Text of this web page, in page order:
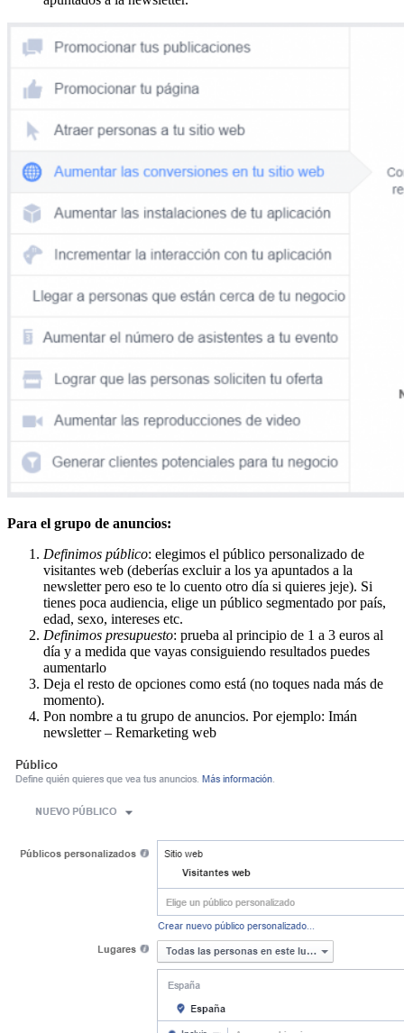
Para el grupo de anuncios:
Definimos público: elegimos el público personalizado de
visitantes web (deberías excluir a los ya apuntados a la
newsletter pero eso te lo cuento otro día si quieres jeje). Si
tienes poca audiencia, elige un público segmentado por país,
edad, sexo, intereses etc.
Definimos presupuesto: prueba al principio de 1 a 3 euros al
día y a medida que vayas consiguiendo resultados puedes
aumentarlo
Deja el resto de opciones como está (no toques nada más de
momento).
Pon nombre a tu grupo de anuncios. Por ejemplo: Imán
newsletter – Remarketing web